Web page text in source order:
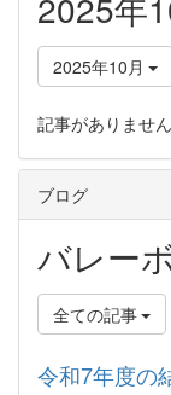
2025年10月
記事がありません
ブログ
バレー
全ての記事
令和7年度の